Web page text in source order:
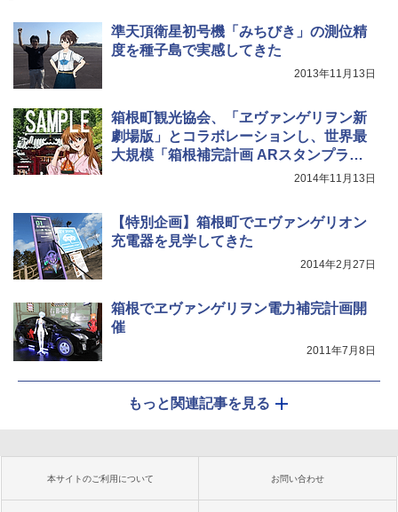
準天頂衛星初号機「みちびき」の測位精
度を種子島で実感してきた
2013年11月13日
箱根町観光協会、「ヱヴァンゲリヲン新
劇場版」とコラボレーションし、世界最
大規模「箱根補完計画 ARスタンプラリ
2014年11月13日
【特別企画】箱根町でエヴァンゲリオン
充電器を見学してきた
2014年2月27日
箱根でヱヴァンゲリヲン電力補完計画開
催
2011年7月8日
もっと関連記事を見る
本サイトのご利用について お問い合わせ